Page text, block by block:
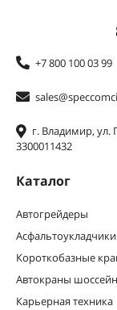
+7 800 100 03 99
г. Владимир,
3300011432
Каталог
Автогрейдеры
Асфальтоукладчики
Короткобазные
Автокраны
Карьерная техника